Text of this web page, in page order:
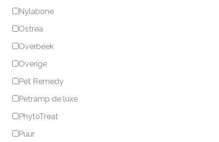
Nylabone
Ostrea
Overbeek
Overige
Pet Remedy
Petramp de luxe
PhytoTreat
Puur